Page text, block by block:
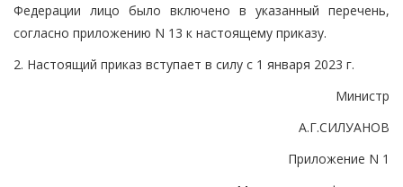
Федерации лицо было включено в указанный перечень,
согласно приложению N 13 к настоящему приказу.
2. Настоящий приказ вступает в силу с 1 января 2023 г.
Министр
А.Г.СИЛУАНОВ
Приложение N 1